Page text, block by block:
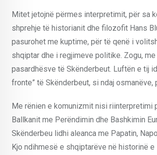
Mitet jetojnë përmes interpretimit, për sa
shprehje të historianit dhe filozofit Hans
pasurohet me kuptime, për të qenë i
shqiptar dhe i regjimeve politike. Zogu,
pasardhësve të Skënderbeut. Luftën e tij
fronte” të Skënderbeut, si ndaj osmanëve,
Me rënien e komunizmit nisi riinterpretimi
Ballkanit me Perëndimin dhe Bashkimin
Skënderbeu lidhi aleanca me Papatin,
Kjo ndihmesë e shqiptarëve në historinë